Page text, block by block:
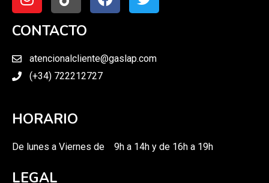
CONTACTO
atencionalcliente@gaslap.com
(+34) 722212727
HORARIO
De lunes a Viernes de 9h a 14h y de 16h a 19h
LEGAL